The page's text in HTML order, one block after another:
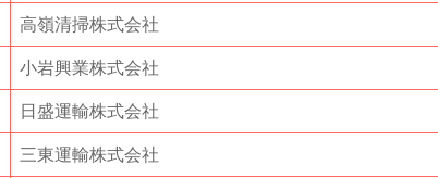
高嶺清掃株式会社
小岩興業株式会社
日盛運輸株式会社
三東運輸株式会社